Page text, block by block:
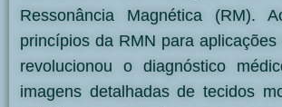
Ressonância Magnética (RM).
princípios da RMN para
revolucionou o diagnóstico
imagens detalhadas de tecidos